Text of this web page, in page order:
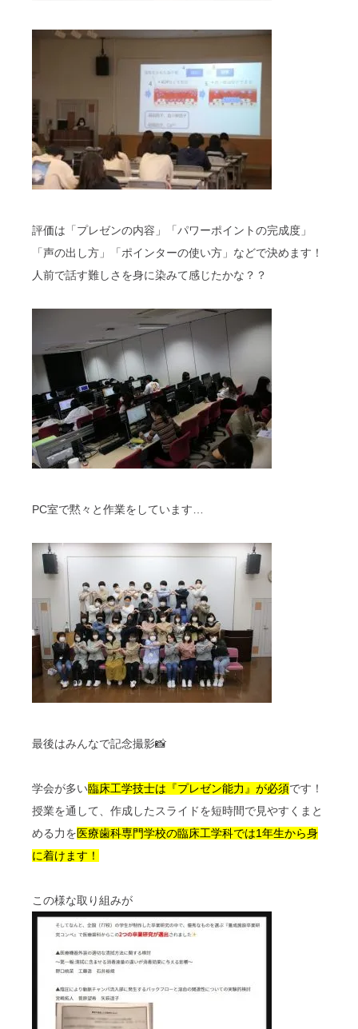
評価は「プレゼンの内容」「パワーポイントの完成度」
「声の出し方」「ポインターの使い方」などで決めます！
人前で話す難しさを身に染みて感じたかな？？
PC室で黙々と作業をしています…
最後はみんなで記念撮影📸
学会が多い臨床工学技士は『プレゼン能力』が必須です！
授業を通して、作成したスライドを短時間で見やすくまと
める力を医療歯科専門学校の臨床工学科では1年生から身
に着けます！
この様な取り組みが